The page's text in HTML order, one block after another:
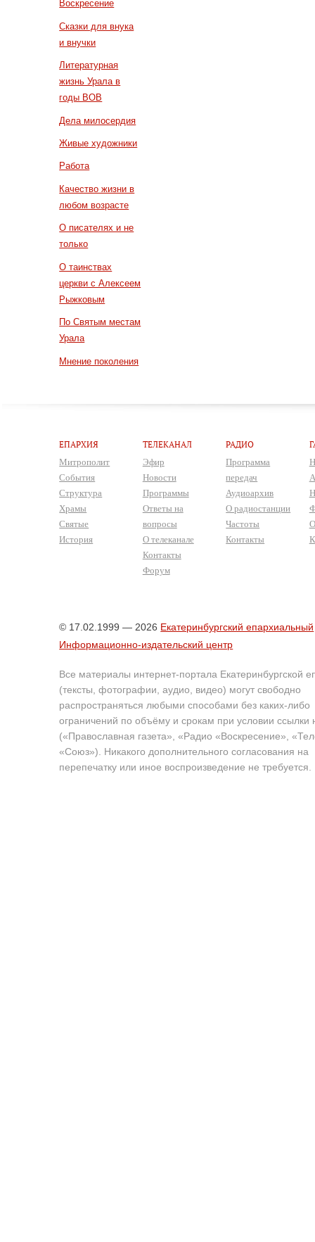
Воскресение
Сказки для внука
и внучки
Литературная
жизнь Урала в
годы ВОВ
Дела милосердия
Живые художники
Работа
Качество жизни в
любом возрасте
О писателях и не
только
О таинствах
церкви с Алексеем
Рыжковым
По Святым местам
Урала
Мнение поколения
ЕПАРХИЯ
Митрополит
События
Структура
Храмы
Святые
История
ТЕЛЕКАНАЛ
Эфир
Новости
Программы
Ответы на
вопросы
О телеканале
Контакты
Форум
РАДИО
Программа
передач
Аудиоархив
О радиостанции
Частоты
Контакты
© 17.02.1999 — 2026 Екатеринбургский епархиальный
Информационно-издательский центр
Все материалы интернет-портала Екатеринбургской
(тексты, фотографии, аудио, видео) могут свободно
распространяться любыми способами без каких-либо
ограничений по объёму и срокам при условии ссылки
(«Православная газета», «Радио «Воскресение»,
«Союз»). Никакого дополнительного согласования на
перепечатку или иное воспроизведение не требуется.